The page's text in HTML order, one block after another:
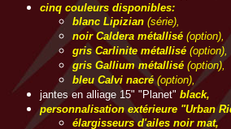
cinq couleurs disponibles:
blanc Lipizian (série),
noir Caldera métallisé (option),
gris Carlinite métallisé (option),
gris Gallium métallisé (option),
bleu Calvi nacré(option),
jantes en alliage 15" "Planet" black,
personnalisation extérieure "Urban
élargisseurs d'ailes noir mat,